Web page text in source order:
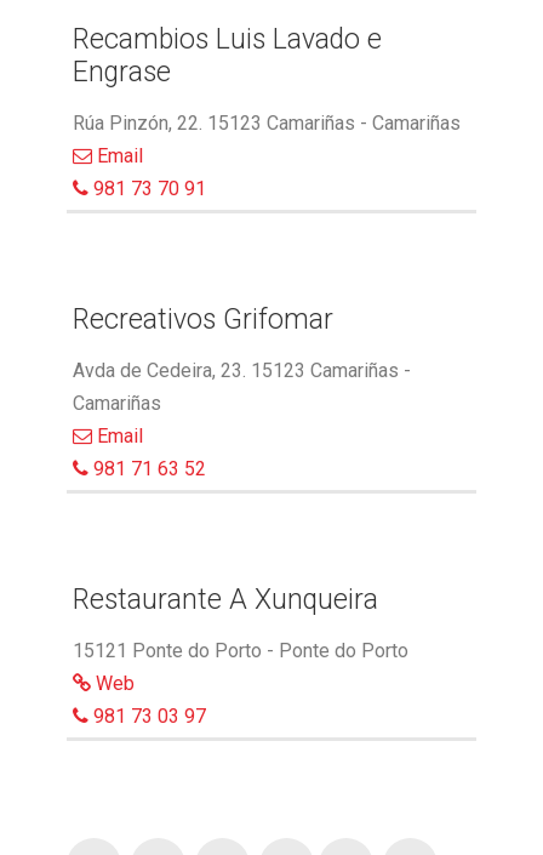
Recambios Luis Lavado e
Engrase
Rúa Pinzón, 22. 15123 Camariñas - Camariñas
Email
981 73 70 91
Recreativos Grifomar
Avda de Cedeira, 23. 15123 Camariñas -
Camariñas
Email
981 71 63 52
Restaurante A Xunqueira
15121 Ponte do Porto - Ponte do Porto
Web
981 73 03 97